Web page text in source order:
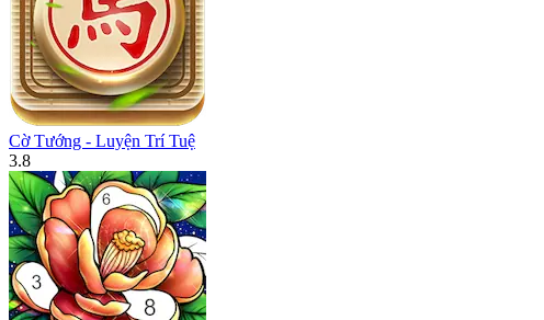
Cờ Tướng - Luyện Trí Tuệ
3.8